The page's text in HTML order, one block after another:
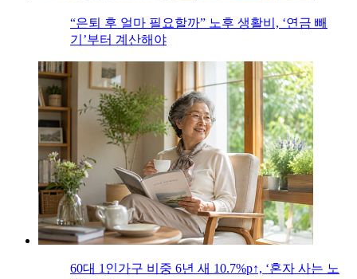
“은퇴 후 얼마 필요할까” 노후 생활비, ‘연금 빼
기’부터 계산해야
60대 1인가구 비중 6년 새 10.7%p↑, ‘혼자 사는 노